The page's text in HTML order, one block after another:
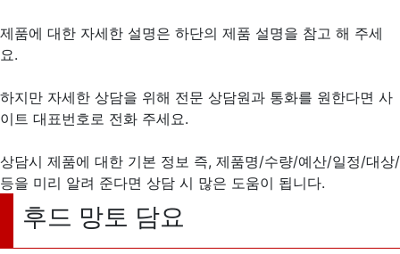
제품에 대한 자세한 설명은 하단의 제품 설명을 참고 해 주세
요.
하지만 자세한 상담을 위해 전문 상담원과 통화를 원한다면 사
이트 대표번호로 전화 주세요.
상담시 제품에 대한 기본 정보 즉, 제품명/수량/예산/일정/대상/
등을 미리 알려 준다면 상담 시 많은 도움이 됩니다.
후드 망토 담요